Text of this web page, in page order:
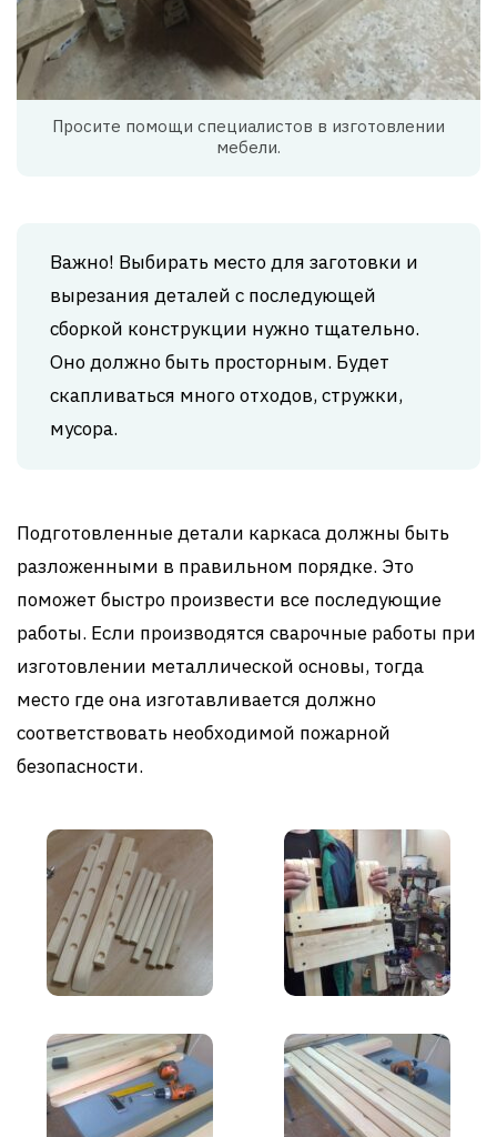
Просите помощи специалистов в изготовлении
мебели.
Важно! Выбирать место для заготовки и
вырезания деталей с последующей
сборкой конструкции нужно тщательно.
Оно должно быть просторным. Будет
скапливаться много отходов, стружки,
мусора.
Подготовленные детали каркаса должны быть
разложенными в правильном порядке. Это
поможет быстро произвести все последующие
работы. Если производятся сварочные работы при
изготовлении металлической основы, тогда
место где она изготавливается должно
соответствовать необходимой пожарной
безопасности.